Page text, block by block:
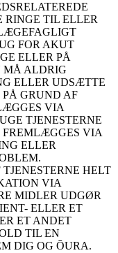
RINGE TIL ELLER
FOR AKUT
ELLER PÅ
MÅ ALDRIG
ELLER UDSÆTTE
GRUND AF
VIA
TJENESTERNE
FREMLÆGGES VIA
ELLER
HELT
VIA
MIDLER UDGØR
ELLER ET
ET ANDET
TIL EN
DIG OG ŌURA.